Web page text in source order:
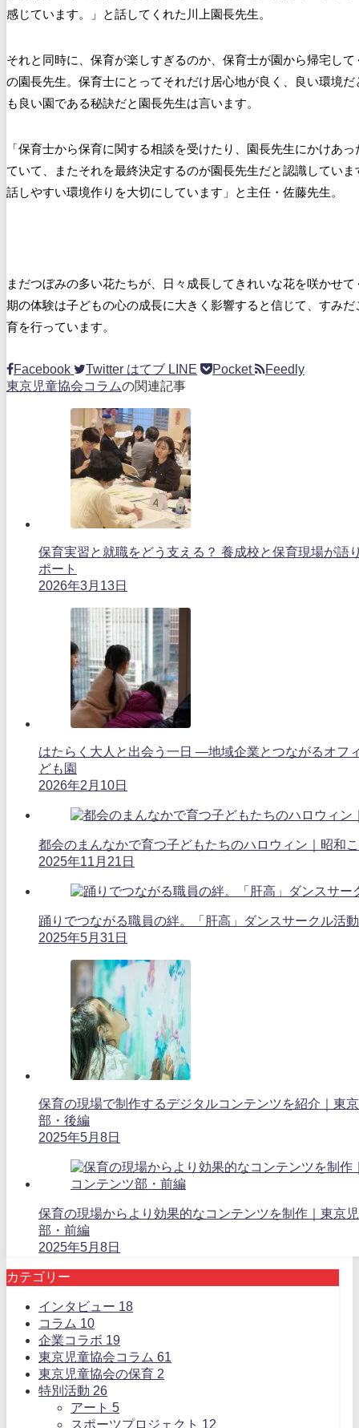
感じています。」と話してくれた川上園長先生。
それと同時に、保育が楽しすぎるのか、保育士が園から帰宅し
の園長先生。保育士にとってそれだけ居心地が良く、良い環境
も良い園である秘訣だと園長先生は言います。
「保育士から保育に関する相談を受けたり、園長先生にかけあ
ていて、またそれを最終決定するのが園長先生だと認識してい
話しやすい環境作りを大切にしています」と主任・佐藤先生。
まだつぼみの多い花たちが、日々成長してきれいな花を咲かせ
期の体験は子どもの心の成長に大きく影響すると信じて、すみ
育を行っています。
Facebook Twitter はてブ LINE Pocket
Feedly
東京児童協会コラムの関連記事
保育実習と就職をどう支える？ 養成校と保育現場が語
ポート
2026年3月13日
はたらく大人と出会う一日 ―地域企業とつながるオフ
ども園
2026年2月10日
都会のまんなかで育つ子どもたちのハロウィン｜昭和
2025年11月21日
踊りでつながる職員の絆。「肝高」ダンスサークル活
2025年5月31日
保育の現場で制作するデジタルコンテンツを紹介｜東
部・後編
2025年5月8日
保育の現場からより効果的なコンテンツを制作｜東京
部・前編
2025年5月8日
カテゴリー
インタビュー 18
コラム 10
企業コラボ 19
東京児童協会コラム 61
東京児童協会の保育 2
特別活動 26
アート 5
スポーツプロジェクト 12